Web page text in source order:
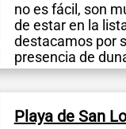
no es fácil, son
de estar en la
destacamos por
presencia de
Playa de San